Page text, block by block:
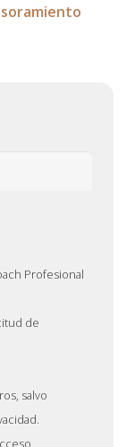
Profesional
de
salvo